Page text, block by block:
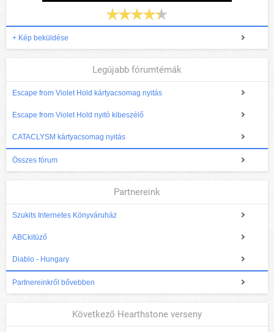
+ Kép beküldése
Legújabb fórumtémák
Escape from Violet Hold kártyacsomag nyitás
Escape from Violet Hold nyitó kibeszélő
CATACLYSM kártyacsomag nyitás
Összes fórum
Partnereink
Szukits Internetes Könyváruház
ABCkitüző
Diablo - Hungary
Partnereinkről bővebben
Következő Hearthstone verseny